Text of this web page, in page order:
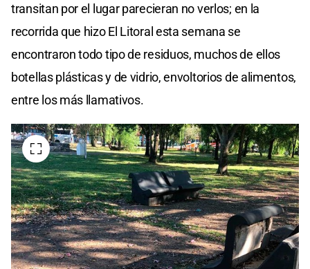
transitan por el lugar parecieran no verlos; en la
recorrida que hizo El Litoral esta semana se
encontraron todo tipo de residuos, muchos de ellos
botellas plásticas y de vidrio, envoltorios de alimentos,
entre los más llamativos.